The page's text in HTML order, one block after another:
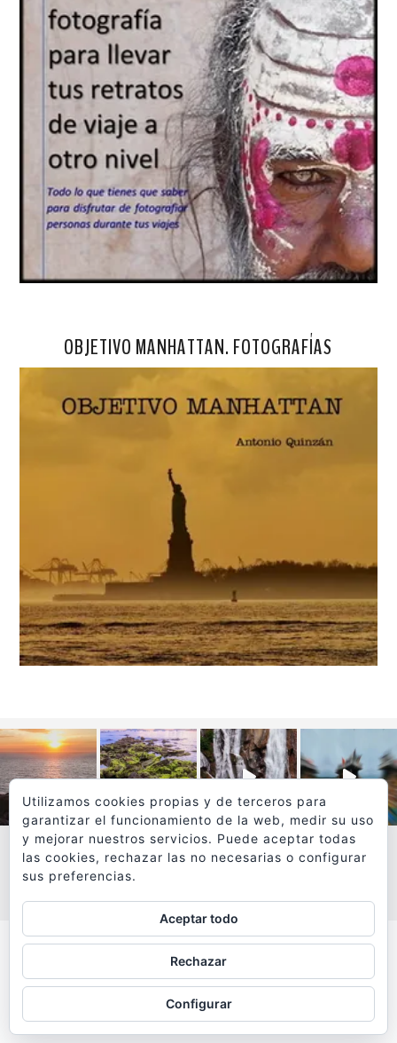
OBJETIVO MANHATTAN. FOTOGRAFÍAS
VER MÁS
Todos los textos y fotografías de
www.viajesyfotografia.comson propiedad de su autor
y están protegidos por © Copyright
Utilizamos cookies propias y de terceros para
garantizar el funcionamiento de la web, medir su uso
y mejorar nuestros servicios. Puede aceptar todas
las cookies, rechazar las no necesarias o configurar
sus preferencias.
Aceptar todo
Rechazar
Configurar